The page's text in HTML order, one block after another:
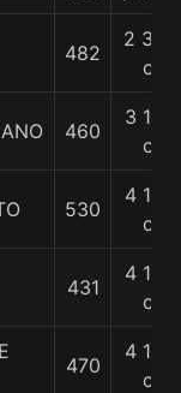
482
2 3/4
c
460
3 1/2
c
530
4 1/4
c
431
4 1/2
c
470
4 1/2
c